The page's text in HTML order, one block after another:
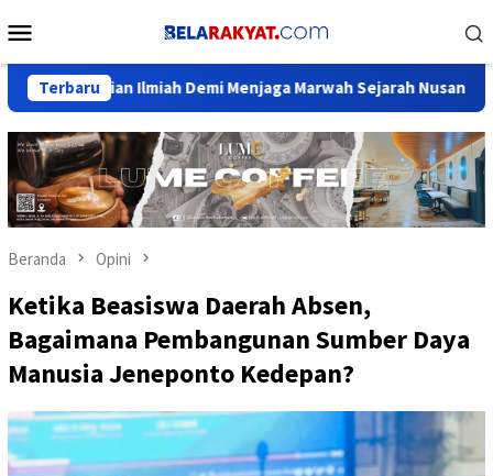
ke
Mobile
Terbaru
Demi Menjaga Marwah Sejarah Nusantara Ketua
Beranda Opini
Ketika Beasiswa Daerah Absen,
Bagaimana Pembangunan Sumber Daya
Manusia Jeneponto Kedepan?